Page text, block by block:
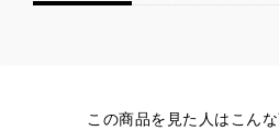
この商品を見た人はこん